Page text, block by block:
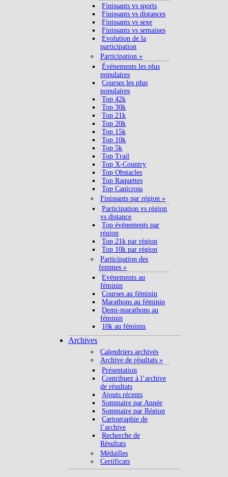
Finissants vs sports
Finissants vs distances
Finissants vs sexe
Finissants vs semaines
Evolution de la
participation
Participation »
Événements les plus
populaires
Courses les plus
populaires
Top 42k
Top 30k
Top 21k
Top 20k
Top 15k
Top 10k
Top 5k
Top Trail
Top X-Country
Top Obstacles
Top Raquettes
Top Canicross
Finissants par région »
Participation vs région
vs distance
Top événements par
région
Top 21k par région
Top 10k par région
Participation des
femmes »
Evénements au
féminin
Courses au féminin
Marathons au féminin
Demi-marathons au
féminin
10k au féminin
Archives
Calendriers archivés
Archive de résultats »
Présentation
Contribuez à l’archive
de résultats
Ajouts récents
Sommaire par Année
Sommaire par Région
Cartographie de
l’archive
Recherche de
Résultats
Médailles
Certificats